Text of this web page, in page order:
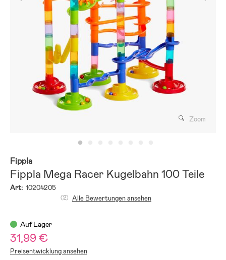
Zoom
Fippla
Fippla Mega Racer Kugelbahn 100 Teile
Art: 10204205
(2) Alle Bewertungen ansehen
Auf Lager
31,99 €
Preisentwicklung ansehen